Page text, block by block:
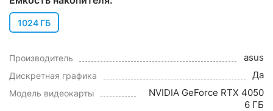
1024 ГБ
Производитель asus
Дискретная графика Да
Модель видеокарты
NVIDIA GeForce RTX 4050
6 ГБ